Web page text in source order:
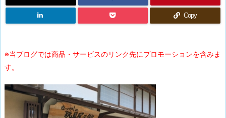
Copy
※当ブログでは商品・サービスのリンク先にプロモーションを含みま
す。